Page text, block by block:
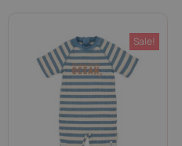
επιλογές
μπορούν
να
επιλεγούν
στη
σελίδα
Sale!